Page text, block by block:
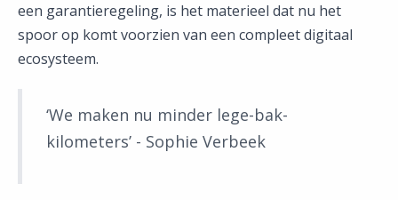
een garantieregeling, is het materieel dat nu het
spoor op komt voorzien van een compleet digitaal
ecosysteem.
‘We maken nu minder lege-bak-
kilometers’ - Sophie Verbeek